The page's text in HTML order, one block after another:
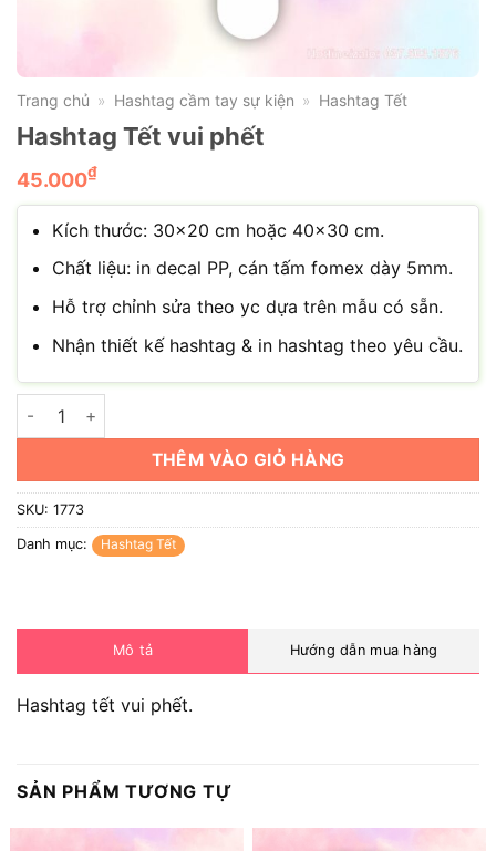
Trang chủ » Hashtag cầm tay sự kiện » Hashtag Tết
Hashtag Tết vui phết
45.000₫
Kích thước: 30×20 cm hoặc 40×30 cm.
Chất liệu: in decal PP, cán tấm fomex dày 5mm.
Hỗ trợ chỉnh sửa theo yc dựa trên mẫu có sẵn.
Nhận thiết kế hashtag & in hashtag theo yêu cầu.
Hashtag Tết vui phết số lượng
THÊM VÀO GIỎ HÀNG
SKU: 1773
Danh mục: Hashtag Tết
Mô tả Hướng dẫn mua hàng
Hashtag tết vui phết.
SẢN PHẨM TƯƠNG TỰ